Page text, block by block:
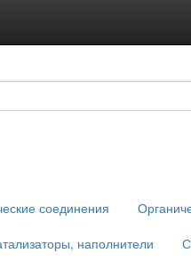
соединения
наполнители